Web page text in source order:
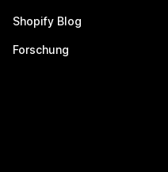
Shopify Blog
Forschung